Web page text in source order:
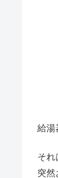
給湯
それ
突